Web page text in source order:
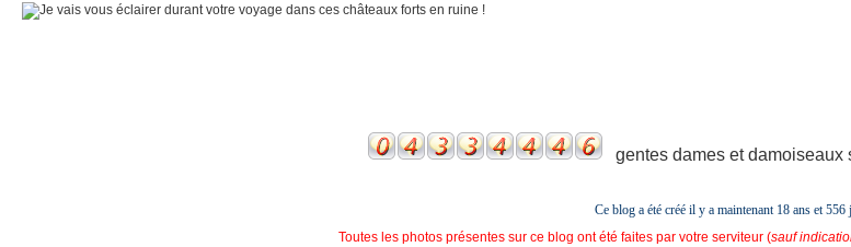
gentes dames et damoiseaux
Ce blog a été créé il y a maintenant 18 ans et556
Toutes les photos présentes sur ce blog ont été faites par votre serviteur (sauf